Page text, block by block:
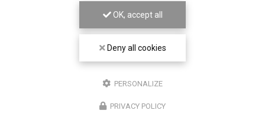
Réalisation de portrait photo par un photographe
professionnel Pontcharra - Ariane Castellan
Shooting photo nouveau-né maternité Pontcharra -
Ariane Castellan Photographe
Castellan Photographe
Pontcharra - Ariane Castellan Photographe
OK, accept all
Deny all cookies
PERSONALIZE
PRIVACY POLICY